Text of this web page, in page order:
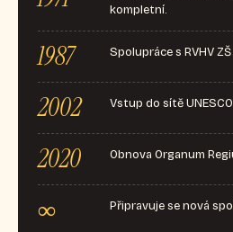
kompletní.
1987 Spolupráce s RVHV
2002 Vstup do sítě
2020 Obnova Organum
∞ Připravuje se nová